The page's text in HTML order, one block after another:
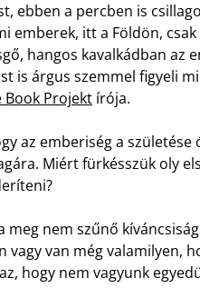
ebben a percben is
emberek, itt a Földön,
hangos kavalkádban az
is árgus szemmel figyeli
Book Projekt írója.
az emberiség a születése
Miért fürkésszük oly
meg nem szűnő
van még valamilyen,
hogy nem vagyunk